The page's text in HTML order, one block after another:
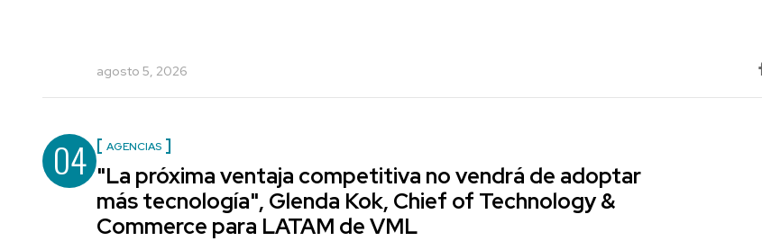
agosto 5, 2026
04 AGENCIAS
"La próxima ventaja competitiva no vendrá de adoptar
más tecnología", Glenda Kok, Chief of Technology &
Commerce para LATAM de VML